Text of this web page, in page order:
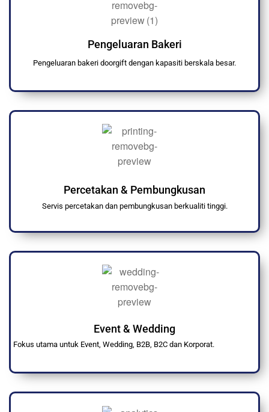
Pengeluaran Bakeri
Pengeluaran bakeri doorgift dengan kapasiti berskala besar.
Percetakan & Pembungkusan
Servis percetakan dan pembungkusan berkualiti tinggi.
Event & Wedding
Fokus utama untuk Event, Wedding, B2B, B2C dan Korporat.